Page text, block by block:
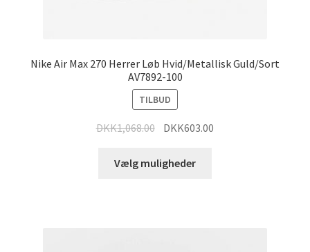
Nike Air Max 270 Herrer Løb Hvid/Metallisk Guld/Sort
AV7892-100
TILBUD
DKK1,068.00 DKK603.00
Vælg muligheder